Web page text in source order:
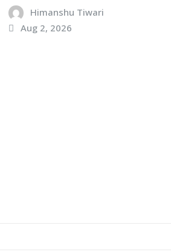
Himanshu Tiwari
Aug 2, 2026